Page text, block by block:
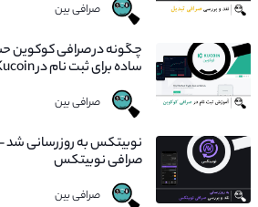
صرافی بین
ساده برای ثبت نام در Kucoin
صرافی بین
نوبیتکس به روزرسانی شد
صرافی نوبیتکس
صرافی بین